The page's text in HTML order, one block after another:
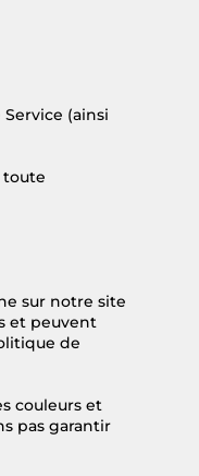
(ainsi
toute
sur notre site
et peuvent
de
couleurs et
pas garantir